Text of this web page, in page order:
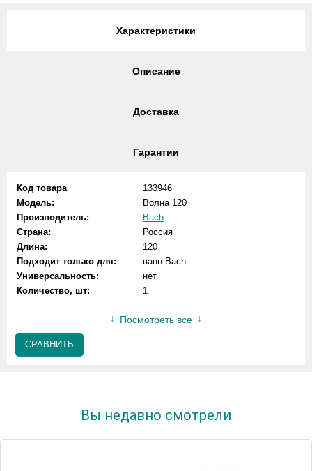
Характеристики
Описание
Доставка
Гарантии
Код товара
133946
Модель:
Волна 120
Производитель:
Bach
Страна:
Россия
Длина:
120
Подходит только для:
ванн Bach
Универсальность:
нет
Количество, шт:
1
Посмотреть все
СРАВНИТЬ
Вы недавно смотрели